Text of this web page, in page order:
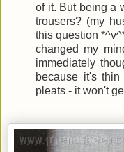
of it. But being a
trousers? (my
this question
changed my
immediately
because it's
pleats - it won't